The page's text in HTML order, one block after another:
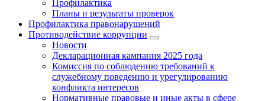
Профилактика
Планы и результаты проверок
Профилактика правонарушений
Противодействие коррупции
Новости
Декларационная кампания 2025 года
Комиссия по соблюдению требований к
служебному поведению и урегулированию
конфликта интересов
Нормативные правовые и иные акты в сфере